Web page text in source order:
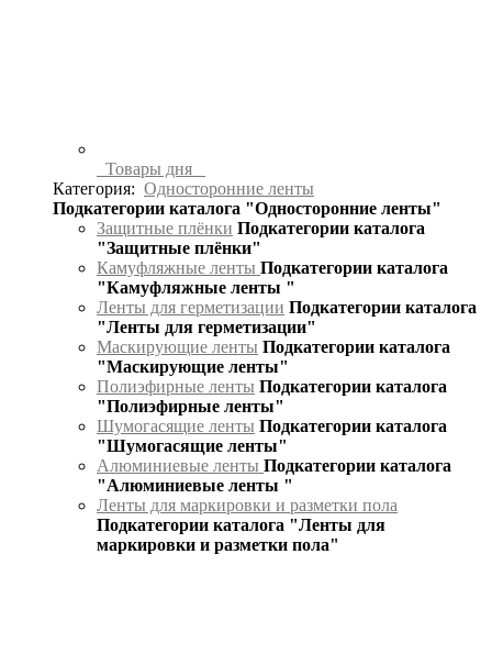
Товары дня
Категория: Односторонние ленты
Подкатегории каталога "Односторонние ленты"
Защитные плёнки Подкатегории каталога
"Защитные плёнки"
Камуфляжные ленты Подкатегории каталога
"Камуфляжные ленты "
Ленты для герметизации Подкатегории каталога
"Ленты для герметизации"
Маскирующие ленты Подкатегории каталога
"Маскирующие ленты"
Полиэфирные ленты Подкатегории каталога
"Полиэфирные ленты"
Шумогасящие ленты Подкатегории каталога
"Шумогасящие ленты"
Алюминиевые ленты Подкатегории каталога
"Алюминиевые ленты "
Ленты для маркировки и разметки пола
Подкатегории каталога "Ленты для
маркировки и разметки пола"